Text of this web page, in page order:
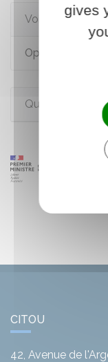
Voir aussi
Opérations
Questions ?
CITOU
42, Avenue de
gives